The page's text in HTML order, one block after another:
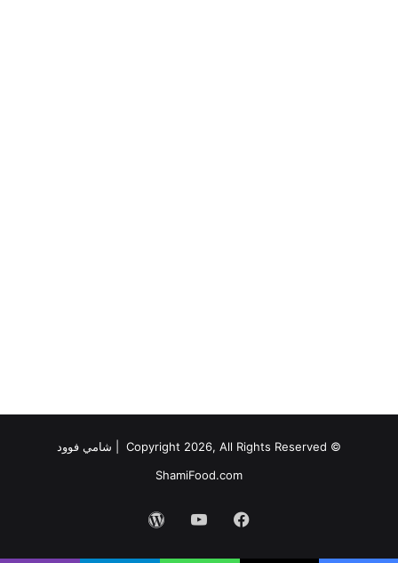
© Copyright 2026, All Rights Reserved |
شامي فوود
ShamiFood.com
فيسبوك‫YouTube
‫WordPress